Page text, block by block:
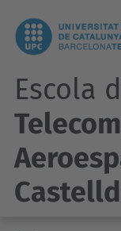
Escola